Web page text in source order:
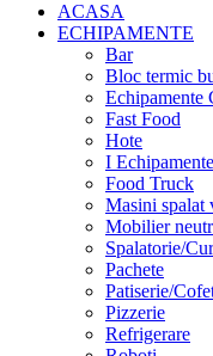
ACASA
ECHIPAMENTE
Bar
Bloc termic
Fast Food
Hote
I
Food Truck
Masini spalat
Mobilier
Spalatorie/
Pachete
Patiserie/
Pizzerie
Refrigerare